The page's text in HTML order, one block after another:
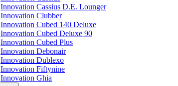
Innovation Cassius D.E. Lounger
Innovation Clubber
Innovation Cubed 140 Deluxe
Innovation Cubed Deluxe 90
Innovation Cubed Plus
Innovation Debonair
Innovation Dublexo
Innovation Fiftynine
Innovation Ghia